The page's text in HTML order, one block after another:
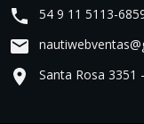
54 9 11 5113-
Santa Rosa 3351